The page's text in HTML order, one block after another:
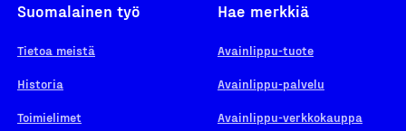
Suomalainen työ
Tietoa meistä
Historia
Toimielimet
Hae merkkiä
Avainlippu-tuote
Avainlippu-palvelu
Avainlippu-verkkokauppa